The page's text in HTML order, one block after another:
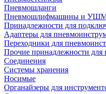
Пневмошланги
Пневмошлифмашины и
Принадлежности для
Адаптеры для
Переходники для
Прочие принадлежности для
Соединения
Системы хранения
Носимые
Органайзеры для